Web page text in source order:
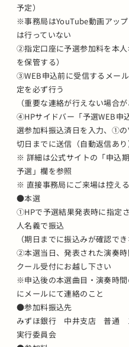
予定）
※事務局はYouTube動画アッ
は行っていない
②指定口座に予選参加料を本
を保管する）
③WEB申込前に受信するメー
定を必ず行う
（重要な連絡が行えない場合が
④HPサイドバー「予選WEB申
選参加料振込済日を入力、①
切日までに送信（自動返信あり
※ 詳細は公式サイトの「申込
予選」欄を参照
※ 直接事務局にご来場は控える
●本選
①HPで予選結果発表時に指定
人名義で振込
（期日までに振込みが確認で
②本選当日、発表された演奏
クール受付にお越し下さい
※申込後の本選曲目・演奏時
にメールにて連絡のこと
●参加料振込先
みずほ銀行 中井支店 普通
実行委員会